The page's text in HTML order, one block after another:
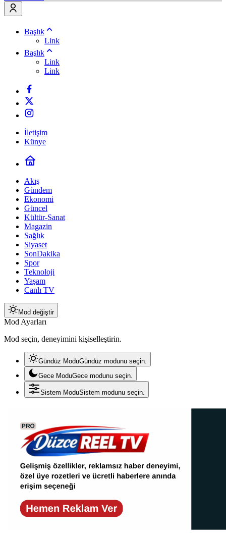
Başlık
Link
Başlık
Link
Link
İletişim
Künye
Akış
Gündem
Ekonomi
Güncel
Kültür-Sanat
Magazin
Sağlık
Siyaset
SonDakika
Spor
Teknoloji
Yaşam
Canlı TV
Mod değiştir
Mod Ayarları
Mod seçin, deneyimini kişiselleştirin.
Gündüz ModuGündüz modunu seçin.
Gece ModuGece modunu seçin.
Sistem ModuSistem modunu seçin.